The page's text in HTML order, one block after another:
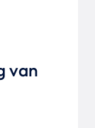
van